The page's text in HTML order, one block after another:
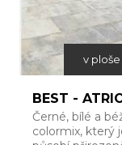
v ploše
BEST -
Černé, bílé a
colormix, který